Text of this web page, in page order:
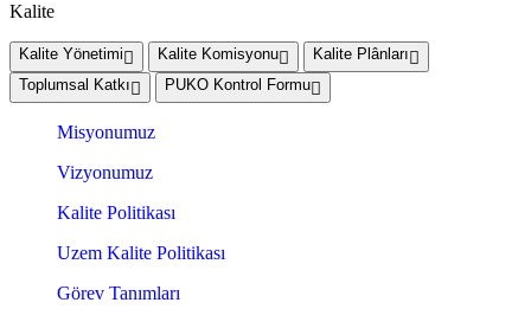
Kalite
Kalite Yönetimi Kalite Komisyonu
Kalite Plânları
Toplumsal Katkı
PUKO Kontrol Formu
Misyonumuz
Vizyonumuz
Kalite Politikası
Uzem Kalite Politikası
Görev Tanımları